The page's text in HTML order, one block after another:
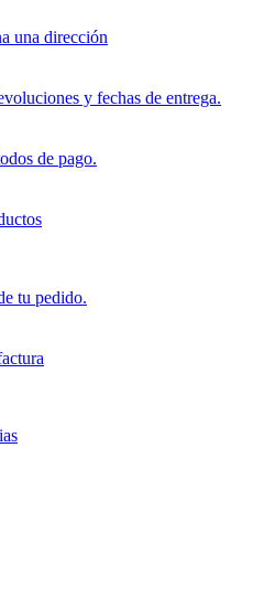
una dirección
y fechas de entrega.
de pago.
tu pedido.